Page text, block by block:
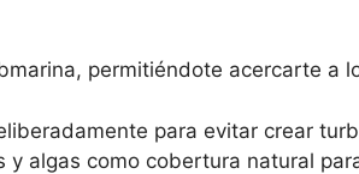
permitiéndote acercarte a
para evitar crear
y algas como cobertura natural